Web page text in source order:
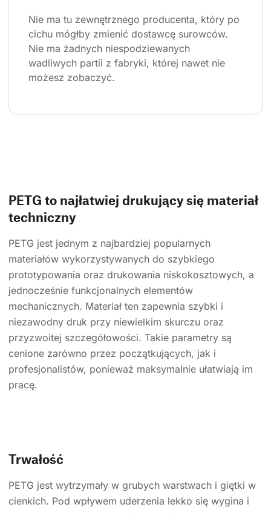
Nie ma tu zewnętrznego producenta, który po
cichu mógłby zmienić dostawcę surowców.
Nie ma żadnych niespodziewanych
wadliwych partii z fabryki, której nawet nie
możesz zobaczyć.
PETG to najłatwiej drukujący się materiał
techniczny
PETG jest jednym z najbardziej popularnych
materiałów wykorzystywanych do szybkiego
prototypowania oraz drukowania niskokosztowych, a
jednocześnie funkcjonalnych elementów
mechanicznych. Materiał ten zapewnia szybki i
niezawodny druk przy niewielkim skurczu oraz
przyzwoitej szczegółowości. Takie parametry są
cenione zarówno przez początkujących, jak i
profesjonalistów, ponieważ maksymalnie ułatwiają im
pracę.
Trwałość
PETG jest wytrzymały w grubych warstwach i giętki w
cienkich. Pod wpływem uderzenia lekko się wygina i